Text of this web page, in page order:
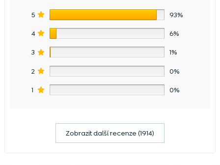
5 93%
4 6%
3 1%
2 0%
1 0%
Zobrazit další recenze (1914)